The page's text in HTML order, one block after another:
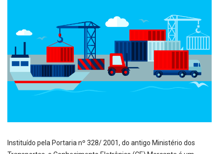
Instituído pela Portaria nº 328/ 2001, do antigo Ministério dos